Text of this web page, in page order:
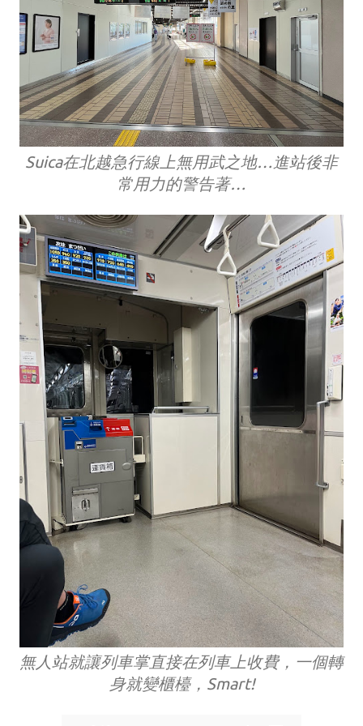
Suica在北越急行線上無用武之地…進站後非
常用力的警告著…
無人站就讓列車掌直接在列車上收費，一個轉
身就變櫃檯，Smart!